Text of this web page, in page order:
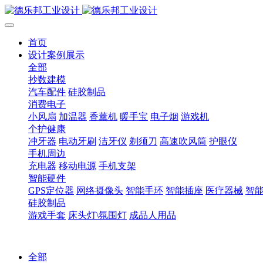
首页
设计案例展示
全部
抄数建模
汽车配件 硅胶制品
消费电子
小风扇 加温器 香薰机 暖手宝 电子烟 游戏机
个护健康
冲牙器 电动牙刷 洁牙仪 剃须刀 高速吹风筒 护眼仪
手机周边
充电器 移动电源 手机支架
智能硬件
GPS定位器 网络摄像头 智能手环 智能插座 医疗器械 智
硅胶制品
游戏手套 床头灯\氛围灯 成品人用品
全部